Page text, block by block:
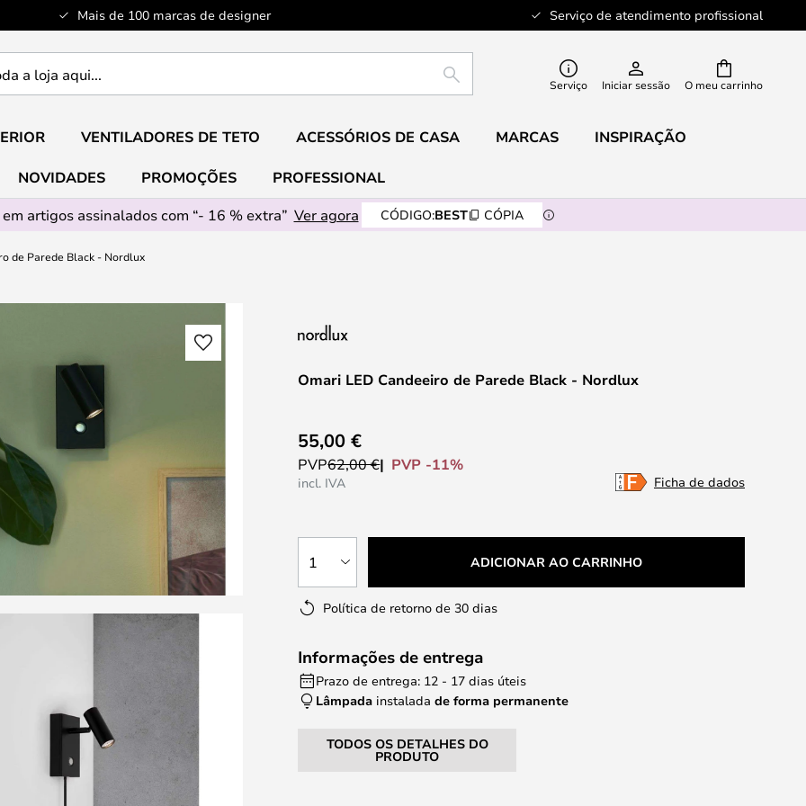
Mais de 100 marcas de designer Serviço de atendimento profissional
O meu carrinho
PESQUISAR Serviço Iniciar sessão
VENTILADORES DE TETO ACESSÓRIOS DE CASA MARCAS INSPIRAÇÃO
NOVIDADES PROMOÇÕES
PROFESSIONAL
artigos assinalados com “- 16 % extra” Ver agora CÓDIGO:BEST CÓPIA
de Parede Black - Nordlux
Omari LED Candeeiro de Parede Black - Nordlux
55,00 €
PVP62,00 € PVP -11%
incl. IVA Ficha de dados
1 ADICIONAR AO CARRINHO
Política de retorno de 30 dias
Informações de entrega
Prazo de entrega: 12 - 17 dias úteis
Lâmpada instaladade forma permanente
TODOS OS DETALHES DO
PRODUTO